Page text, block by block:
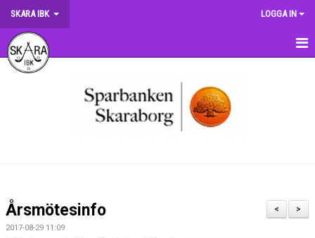
SKARA IBK LOGGA IN
HEM
KRONMATCHEN
>
<
Årsmötesinfo
2017-08-29 11:09